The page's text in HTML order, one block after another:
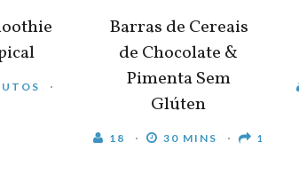
Barras de Cereais
de Chocolate &
Pimenta Sem
Glúten
18 30 MINS 1